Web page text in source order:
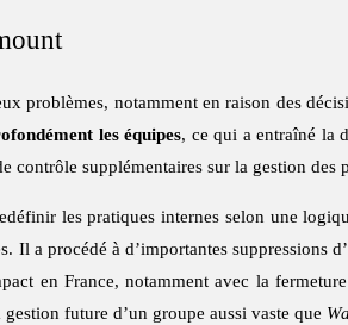
problèmes, notamment en raison des
les équipes, ce qui a entraîné la
supplémentaires sur la gestion des
les pratiques internes selon une
Il a procédé à d’importantes suppressions
en France, notamment avec la
future d’un groupe aussi vaste que